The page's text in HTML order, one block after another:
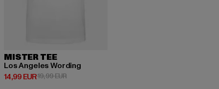
MISTER TEE
Los Angeles Wording
14,99 EUR
Derzeitiger Preis: 14,99 EUR
19,99 EURAktionspreis: 19,99 EUR